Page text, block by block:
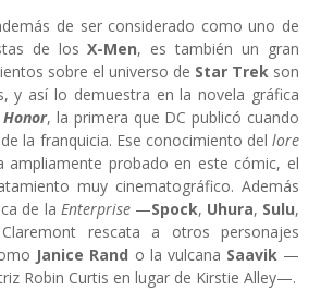
de ser considerado como uno de
de losX-Men, es también un gran
sobre el universo de Star Trek son
y así lo demuestra en la novela gráfica
, la primera que DC publicó cuando
la franquicia. Ese conocimiento del lore
ampliamente probado en este cómic, el
muy cinematográfico. Además
de la Enterprise —Spock, Uhura, Sulu,
rescata a otros personajes
Janice Rand o la vulcana Saavik —
Robin Curtis en lugar de Kirstie Alley—.